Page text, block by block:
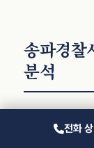
송파경찰
분석
전화